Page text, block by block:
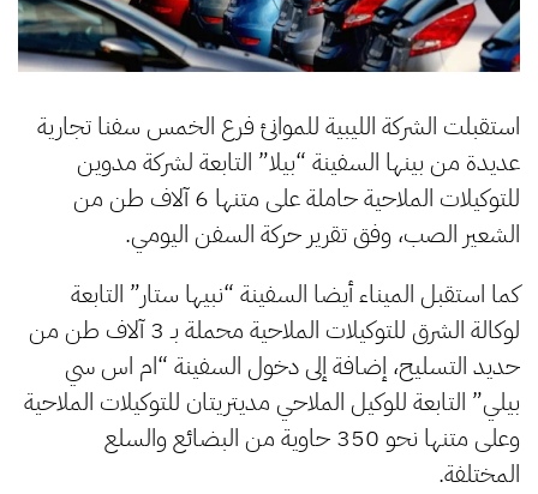
استقبلت الشركة الليبية للموانئ فرع الخمس سفنا تجارية
عديدة من بينها السفينة “بيلا” التابعة لشركة مدوين
للتوكيلات الملاحية حاملة على متنها 6 آلاف طن من
الشعير الصب، وفق تقرير حركة السفن اليومي.
كما استقبل الميناء أيضا السفينة “نبيها ستار” التابعة
لوكالة الشرق للتوكيلات الملاحية محملة بـ 3 آلاف طن من
حديد التسليح، إضافة إلى دخول السفينة “ام اس سي
بيلي” التابعة للوكيل الملاحي مديتريتان للتوكيلات الملاحية
وعلى متنها نحو 350 حاوية من البضائع والسلع
المختلفة.